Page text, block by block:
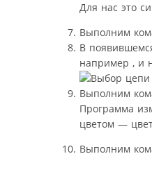
Для нас это
Выполним
В
например , и
Выполним
Программа
цветом —
Выполним